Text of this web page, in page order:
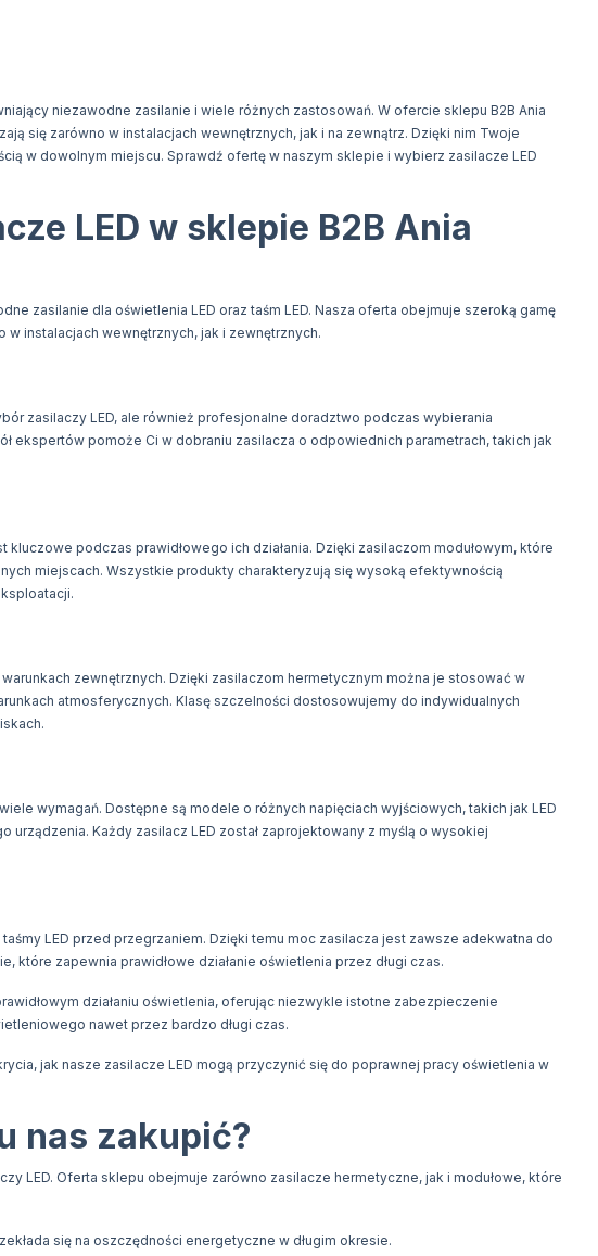
niezawodne zasilanie i wiele różnych zastosowań. W ofercie sklepu B2B Ania
się zarówno w instalacjach wewnętrznych, jak i na zewnątrz. Dzięki nim Twoje
w dowolnym miejscu. Sprawdź ofertę w naszym sklepie i wybierz zasilacze LED
LED w sklepie B2B Ania
zasilanie dla oświetlenia LED oraz taśm LED. Nasza oferta obejmuje szeroką gamę
instalacjach wewnętrznych, jak i zewnętrznych.
zasilaczy LED, ale również profesjonalne doradztwo podczas wybierania
pomoże Ci w dobraniu zasilacza o odpowiednich parametrach, takich jak
podczas prawidłowego ich działania. Dzięki zasilaczom modułowym, które
miejscach. Wszystkie produkty charakteryzują się wysoką efektywnością
zewnętrznych. Dzięki zasilaczom hermetycznym można je stosować w
atmosferycznych. Klasę szczelności dostosowujemy do indywidualnych
wymagań. Dostępne są modele o różnych napięciach wyjściowych, takich jak LED
urządzenia. Każdy zasilacz LED został zaprojektowany z myślą o wysokiej
LED przed przegrzaniem. Dzięki temu moc zasilacza jest zawsze adekwatna do
zapewnia prawidłowe działanie oświetlenia przez długi czas.
działaniu oświetlenia, oferując niezwykle istotne zabezpieczenie
nawet przez bardzo długi czas.
jak nasze zasilacze LED mogą przyczynić się do poprawnej pracy oświetlenia w
nas zakupić?
LED. Oferta sklepu obejmuje zarówno zasilacze hermetyczne, jak i modułowe, które
się na oszczędności energetyczne w długim okresie.